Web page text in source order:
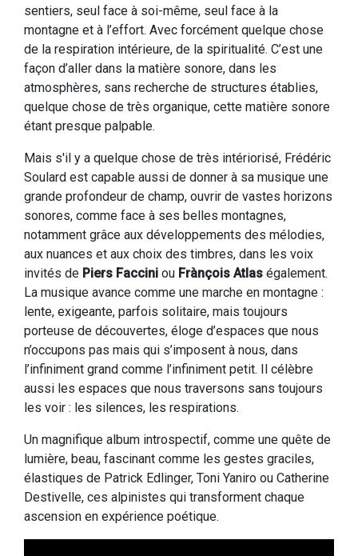
sentiers, seul face à soi-même, seul face à la
montagne et à l’effort. Avec forcément quelque chose
de la respiration intérieure, de la spiritualité. C’est une
façon d’aller dans la matière sonore, dans les
atmosphères, sans recherche de structures établies,
quelque chose de très organique, cette matière sonore
étant presque palpable.
Mais s'il y a quelque chose de très intériorisé, Frédéric
Soulard est capable aussi de donner à sa musique une
grande profondeur de champ, ouvrir de vastes horizons
sonores, comme face à ses belles montagnes,
notamment grâce aux développements des mélodies,
aux nuances et aux choix des timbres, dans les voix
invités de Piers Faccini ou Frànçois Atlas également.
La musique avance comme une marche en montagne :
lente, exigeante, parfois solitaire, mais toujours
porteuse de découvertes, éloge d’espaces que nous
n’occupons pas mais qui s’imposent à nous, dans
l’infiniment grand comme l’infiniment petit. Il célèbre
aussi les espaces que nous traversons sans toujours
les voir : les silences, les respirations.
Un magnifique album introspectif, comme une quête de
lumière, beau, fascinant comme les gestes graciles,
élastiques de Patrick Edlinger, Toni Yaniro ou Catherine
Destivelle, ces alpinistes qui transforment chaque
ascension en expérience poétique.